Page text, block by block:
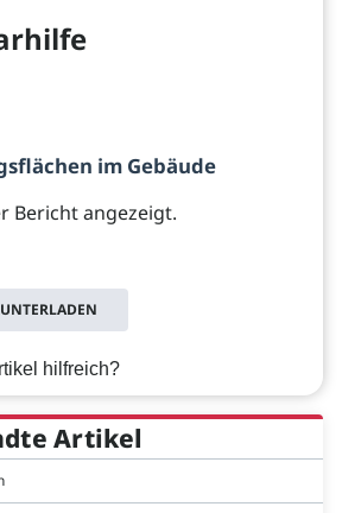
im Gebäude
Bericht angezeigt.
hilfreich?
Artikel